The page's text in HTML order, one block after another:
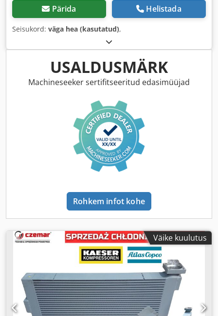
Pärida Helistada
Seisukord: väga hea (kasutatud),
USALDUSMÄRK
Machineseeker sertifitseeritud edasimüüjad
Rohkem infot kohe
Väike kuulutus